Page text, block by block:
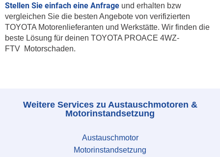
Stellen Sie einfach eine Anfrage und erhalten bzw
vergleichen Sie die besten Angebote von verifizierten
TOYOTA Motorenlieferanten und Werkstätte. Wir finden die
beste Lösung für deinen TOYOTA PROACE 4WZ-
FTV Motorschaden.
Weitere Services zu Austauschmotoren &
Motorinstandsetzung
Austauschmotor
Motorinstandsetzung